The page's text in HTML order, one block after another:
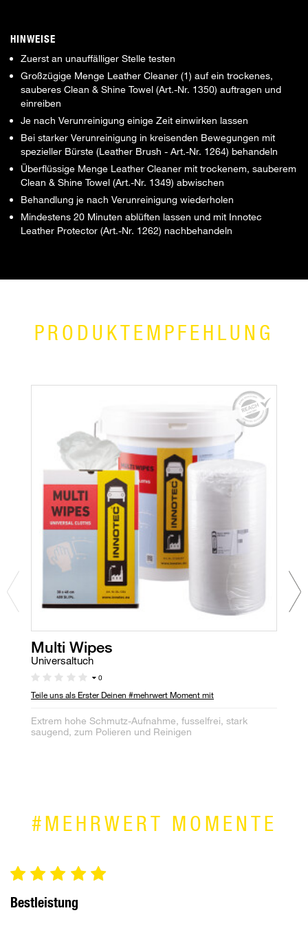
HINWEISE
Zuerst an unauffälliger Stelle testen
Großzügige Menge Leather Cleaner (1) auf ein trockenes,
sauberes Clean & Shine Towel (Art.-Nr. 1350) auftragen und
einreiben
Je nach Verunreinigung einige Zeit einwirken lassen
Bei starker Verunreinigung in kreisenden Bewegungen mit
spezieller Bürste (Leather Brush - Art.-Nr. 1264) behandeln
Überflüssige Menge Leather Cleaner mit trockenem, sauberem
Clean & Shine Towel (Art.-Nr. 1349) abwischen
Behandlung je nach Verunreinigung wiederholen
Mindestens 20 Minuten ablüften lassen und mit Innotec
Leather Protector (Art.-Nr. 1262) nachbehandeln
PRODUKTEMPFEHLUNG
Multi Wipes
Universaltuch
0
Teile uns als Erster Deinen #mehrwert Moment mit
Extrem hohe Schmutz-Aufnahme, fusselfrei, stark
saugend, zum Polieren und Reinigen
#MEHRWERT MOMENTE
Bestleistung